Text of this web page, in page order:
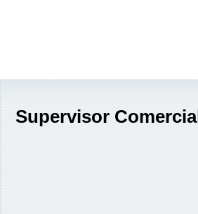
Supervisor Comercial